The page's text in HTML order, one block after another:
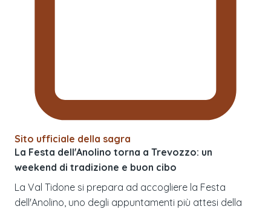
Sito ufficiale della sagra
La Festa dell'Anolino torna a Trevozzo: un
weekend di tradizione e buon cibo
La Val Tidone si prepara ad accogliere la Festa
dell'Anolino, uno degli appuntamenti più attesi della